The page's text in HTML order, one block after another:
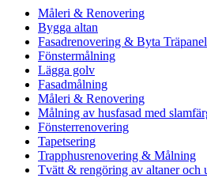
Måleri & Renovering
Bygga altan
Fasadrenovering & Byta Träpanel
Fönstermålning
Lägga golv
Fasadmålning
Måleri & Renovering
Målning av husfasad med
Fönsterrenovering
Tapetsering
Trapphusrenovering & Målning
Tvätt & rengöring av altaner och